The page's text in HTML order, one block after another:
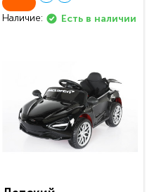
Наличие: Есть в наличии